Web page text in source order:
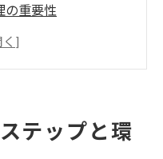
の重要性
プの概要
響の評価
境配慮の実践例
サイクルの重要性
テップと環